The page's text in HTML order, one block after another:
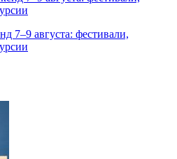
7–9 августа: фестивали,